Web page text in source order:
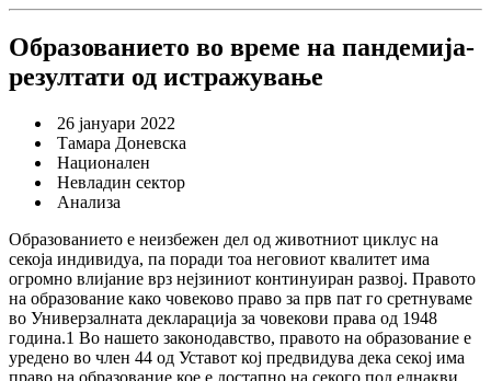
Образованието во време на пандемија-
резултати од истражување
26 јануари 2022
Тамара Доневска
Национален
Невладин сектор
Анализа
Образованието е неизбежен дел од животниот циклус на
секоја индивидуа, па поради тоа неговиот квалитет има
огромно влијание врз нејзиниот континуиран развој. Правото
на образование како човеково право за прв пат го сретнуваме
во Универзалната декларација за човекови права од 1948
година.1 Во нашето законодавство, правото на образование е
уредено во член 44 од Уставот кој предвидува дека секој има
право на образование кое е достапно на секого под еднакви